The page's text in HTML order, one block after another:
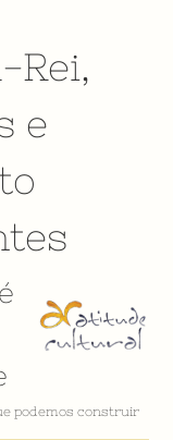
Rei,
e
podemos construir